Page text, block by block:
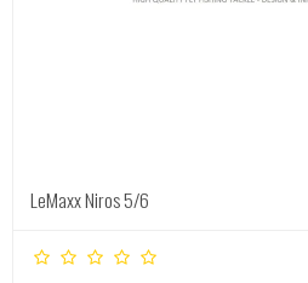
LeMaxx Niros 5/6